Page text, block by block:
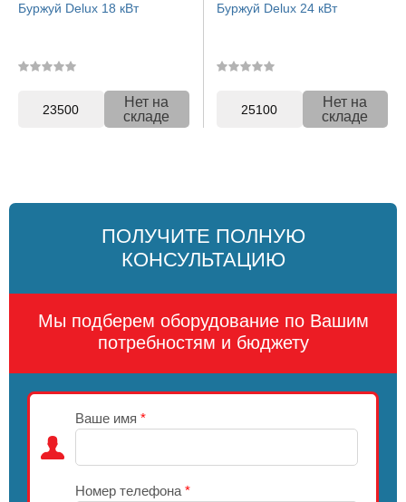
Буржуй Delux 18 кВт
23500
Нет на
складе
Буржуй Delux 24 кВт
25100
Нет на
складе
ПОЛУЧИТЕ ПОЛНУЮ
КОНСУЛЬТАЦИЮ
Мы подберем оборудование по Вашим
потребностям и бюджету
Ваше имя *
Номер телефона *